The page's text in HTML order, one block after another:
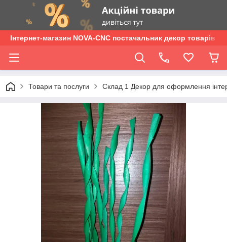
Інтернет-магазин NOVA-CNC постачальник декор товарів
Товари та послуги Склад 1 Декор для оформлення